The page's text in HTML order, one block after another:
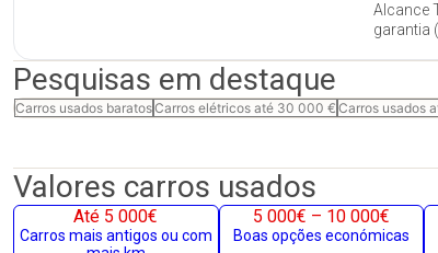
Alcance
garantia
Pesquisas em destaque
Carros usados baratosCarros elétricos até 30 000 € Carros usados
Valores carros usados
Até 5 000€
Carros mais antigos ou com
5 000€ – 10 000€
Boas opções económicas